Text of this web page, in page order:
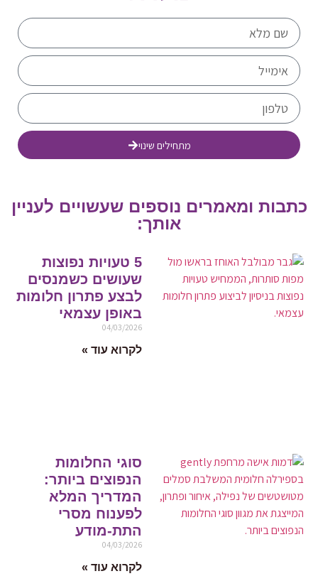
מתחילים שינוי
כתבות ומאמרים נוספים שעשויים לעניין
אותך:
5 טעויות נפוצות
שעושים כשמנסים
לבצע פתרון חלומות
באופן עצמאי
04/03/2026
לקרוא עוד »
סוגי החלומות
הנפוצים ביותר:
המדריך המלא
לפענוח מסרי
התת-מודע
04/03/2026
לקרוא עוד »